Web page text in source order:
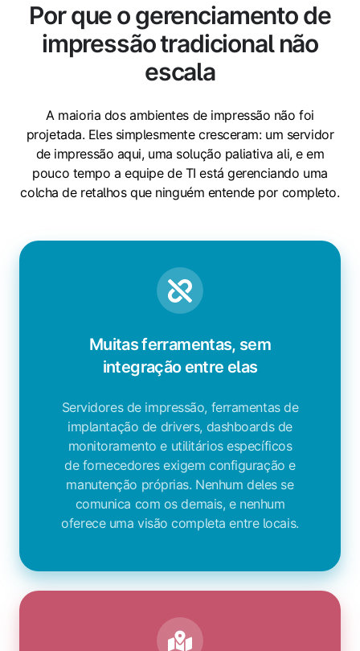
Por que o gerenciamento de
impressão tradicional não
escala
A maioria dos ambientes de impressão não foi
projetada. Eles simplesmente cresceram: um servidor
de impressão aqui, uma solução paliativa ali, e em
pouco tempo a equipe de TI está gerenciando uma
colcha de retalhos que ninguém entende por completo.
Muitas ferramentas, sem
integração entre elas
Servidores de impressão, ferramentas de
implantação de drivers, dashboards de
monitoramento e utilitários específicos
de fornecedores exigem configuração e
manutenção próprias. Nenhum deles se
comunica com os demais, e nenhum
oferece uma visão completa entre locais.